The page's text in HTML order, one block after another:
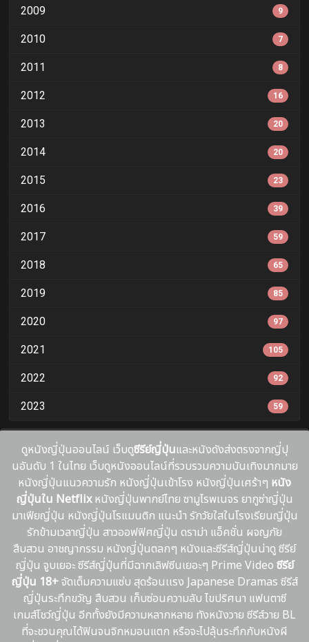
2009 9
2010 7
2011 8
2012 16
2013 20
2014 20
2015 23
2016 39
2017 59
2018 65
2019 85
2020 97
2021 105
2022 92
2023 59
ดูหนังญี่ปุ่นออนไลน์ เว็บดูซีรีย์ญี่ปุ่นและหนังดังส่งตรงจากญี่ปุ
นอันดับ 1 ในไทย เว็บดูหนังออนไลน์ที่รวบรวมความบันเทิงมากมาย
หนังญี่ปุ่นแนวความรัก หนังญี่ปุ่นเข้าโรง หนังญี่ปุ่นเศร้าๆ หนัง
ญี่ปุ่นใน Netflixหนังญี่ปุ่นพากย์ไทย ซามูไรพเนจร ยากูซ่าญี่ปุ่น
มาเฟียญี่ปุ่น หนังญี่ปุ่นโรแมนติก แนะนํา รักวัยใสในโรงเรียนญี่ปุ่น
รักข้ามเวลาญี่ปุ่น สาวออฟฟิศญี่ปุ่น ดราม่า แอ็คชั่น ผจญภัย
สืบสวน อาชญากรรม หนังญี่ปุ่นตลกๆ หนังและซีรีส์ญี่ปุ่นน่าดู ซีรีย์
ญี่ปุ่น จูบเยอะ ซีรีส์ญี่ปุ่นที่มีฉากเลิฟซีนเยอะๆ Prime Video ซีรีย์
ญี่ปุ่น 18+จัดเต็มความแซ่บ สุดร้อนเเรง Japanese Dramas ซีรีส์
ญี่ปุ่นระทึกขวัญ สืบสวน เก็บซ่อนความลับ ไขปริศนา แฟนตาซี
เกมส์โชว์ญี่ปุ่น อีกทั้งยังมีความหลากหลาย ทังหนังวาย ซีรีส์วาย BL
ที่จะชวนคุณได้ฟินจนจิกหมอนแตก หรือจะไปลุ้นระทึกกับหนังผี